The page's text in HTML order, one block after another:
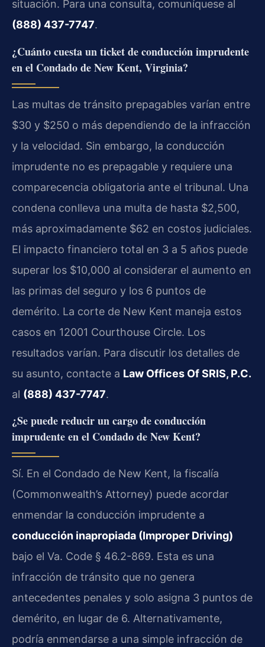
situación. Para una consulta, comuníquese al
(888) 437-7747.
¿Cuánto cuesta un ticket de conducción imprudente
en el Condado de New Kent, Virginia?
Las multas de tránsito prepagables varían entre
$30 y $250 o más dependiendo de la infracción
y la velocidad. Sin embargo, la conducción
imprudente no es prepagable y requiere una
comparecencia obligatoria ante el tribunal. Una
condena conlleva una multa de hasta $2,500,
más aproximadamente $62 en costos judiciales.
El impacto financiero total en 3 a 5 años puede
superar los $10,000 al considerar el aumento en
las primas del seguro y los 6 puntos de
demérito. La corte de New Kent maneja estos
casos en 12001 Courthouse Circle. Los
resultados varían. Para discutir los detalles de
su asunto, contacte a Law Offices Of SRIS, P.C.
al (888) 437-7747.
¿Se puede reducir un cargo de conducción
imprudente en el Condado de New Kent?
Sí. En el Condado de New Kent, la fiscalía
(Commonwealth’s Attorney) puede acordar
enmendar la conducción imprudente a
conducción inapropiada (Improper Driving)
bajo el Va. Code § 46.2-869. Esta es una
infracción de tránsito que no genera
antecedentes penales y solo asigna 3 puntos de
demérito, en lugar de 6. Alternativamente,
podría enmendarse a una simple infracción de